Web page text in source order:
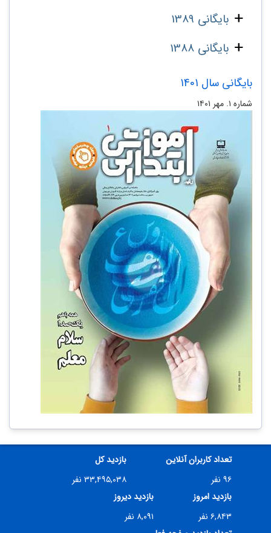
بایگانی 1389
بایگانی 1388
بایگانی سال 1401
شماره ۱. مهر ۱۴۰۱
تعداد کاربران آنلاین
۹۶ نفر
بازدید کل
۳۳,۴۹۵,۰۳۸ نفر
بازدید امروز
۶,۸۴۳ نفر
بازدید دیروز
۸,۰۹۱ نفر